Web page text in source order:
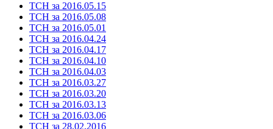
ТСН за 2016.05.15
ТСН за 2016.05.08
ТСН за 2016.05.01
ТСН за 2016.04.24
ТСН за 2016.04.17
ТСН за 2016.04.10
ТСН за 2016.04.03
ТСН за 2016.03.27
ТСН за 2016.03.20
ТСН за 2016.03.13
ТСН за 2016.03.06
ТСН за 28.02.2016